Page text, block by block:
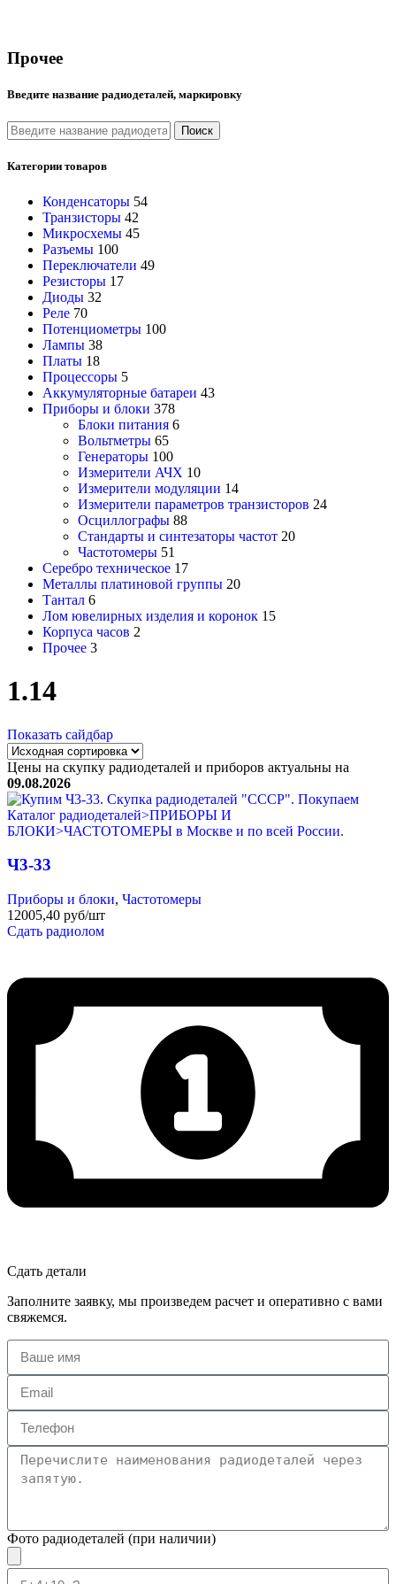
Прочее
Введите название радиодеталей, маркировку
Поиск
Категории товаров
Конденсаторы 54
Транзисторы 42
Микросхемы 45
Разъемы 100
Переключатели 49
Резисторы 17
Диоды 32
Реле 70
Потенциометры 100
Лампы 38
Платы 18
Процессоры 5
Аккумуляторные батареи 43
Приборы и блоки 378
Блоки питания 6
Вольтметры 65
Генераторы 100
Измерители АЧХ 10
Измерители модуляции 14
Измерители параметров транзисторов 24
Осциллографы 88
Стандарты и синтезаторы частот 20
Частотомеры 51
Серебро техническое 17
Металлы платиновой группы 20
Тантал 6
Лом ювелирных изделия и коронок 15
Корпуса часов 2
Прочее 3
1.14
Показать сайдбар
Цены на скупку радиодеталей и приборов актуальны на
09.08.2026
Ч3-33
Приборы и блоки, Частотомеры
12005,40 руб/шт
Сдать радиолом
Сдать детали
Заполните заявку, мы произведем расчет и оперативно с вами
свяжемся.
Фото радиодеталей (при наличии)